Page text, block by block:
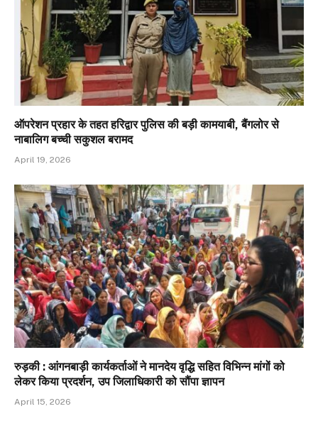
ऑपरेशन प्रहार के तहत हरिद्वार पुलिस की बड़ी कामयाबी, बैंगलोर से
नाबालिग बच्ची सकुशल बरामद
April 19, 2026
रुड़की : आंगनबाड़ी कार्यकर्ताओं ने मानदेय वृद्धि सहित विभिन्न मांगों को
लेकर किया प्रदर्शन, उप जिलाधिकारी को सौंपा ज्ञापन
April 15, 2026